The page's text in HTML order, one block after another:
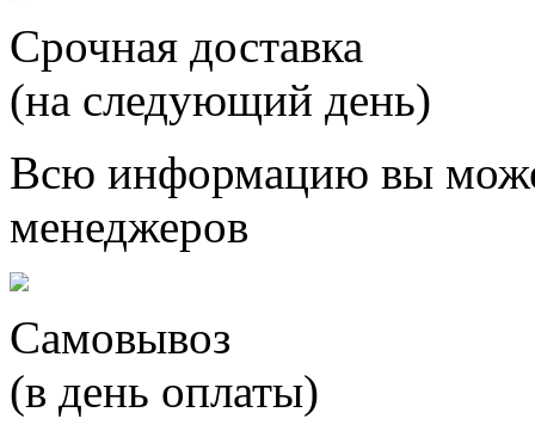
Срочная доставка
(на следующий день)
Всю информацию вы
менеджеров
Самовывоз
(в день оплаты)